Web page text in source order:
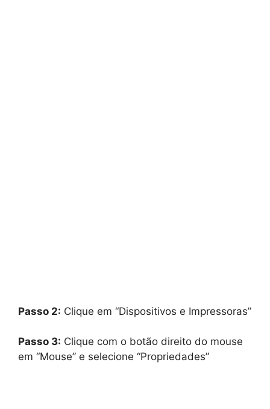
Passo 2: Clique em “Dispositivos e Impressoras”
Passo 3: Clique com o botão direito do mouse
em “Mouse” e selecione “Propriedades”